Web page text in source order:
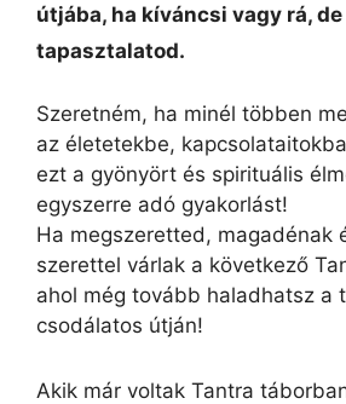
útjába, ha kíváncsi vagy rá,
tapasztalatod.
Szeretném, ha minél többen
az életetekbe,
ezt a gyönyört és spirituális
egyszerre adó gyakorlást!
Ha megszeretted, magadénak
szerettel várlak a következő
ahol még tovább haladhatsz a
csodálatos útján!
Akik már voltak Tantra